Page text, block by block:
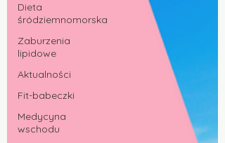
Dieta
śródziemnomorska
Zaburzenia
lipidowe
Aktualności
Fit-babeczki
Medycyna
wschodu